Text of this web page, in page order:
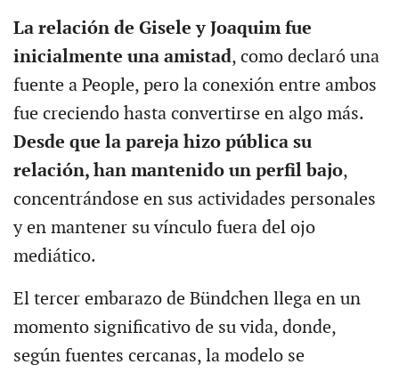
La relación de Gisele y Joaquim fue
inicialmente una amistad, como declaró una
fuente a People, pero la conexión entre ambos
fue creciendo hasta convertirse en algo más.
Desde que la pareja hizo pública su
relación, han mantenido un perfil bajo,
concentrándose en sus actividades personales
y en mantener su vínculo fuera del ojo
mediático.
El tercer embarazo de Bündchen llega en un
momento significativo de su vida, donde,
según fuentes cercanas, la modelo se